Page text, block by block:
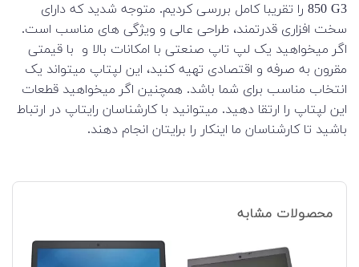
850 G3 را تقریبا کامل بررسی کردیم. متوجه شدید که دارای
سخت افزاری قدرتمند، طراحی عالی و ویژگی های مناسب است.
اگر میخواهید یک لپ تاپ صنعتی با امکانات بالا و با قیمتی
مقرون به صرفه و اقتصادی تهیه کنید، این لپتاپ میتواند یک
انتخاب مناسب برای شما باشد. همچنین اگر میخواهید قطعات
این لپتاپ را ارتقا دهید. میتوانید با کارشناسان رایتاپ در ارتباط
باشید تا کارشناسان ما اینکار را برایتان انجام دهند.
محصولات مشابه